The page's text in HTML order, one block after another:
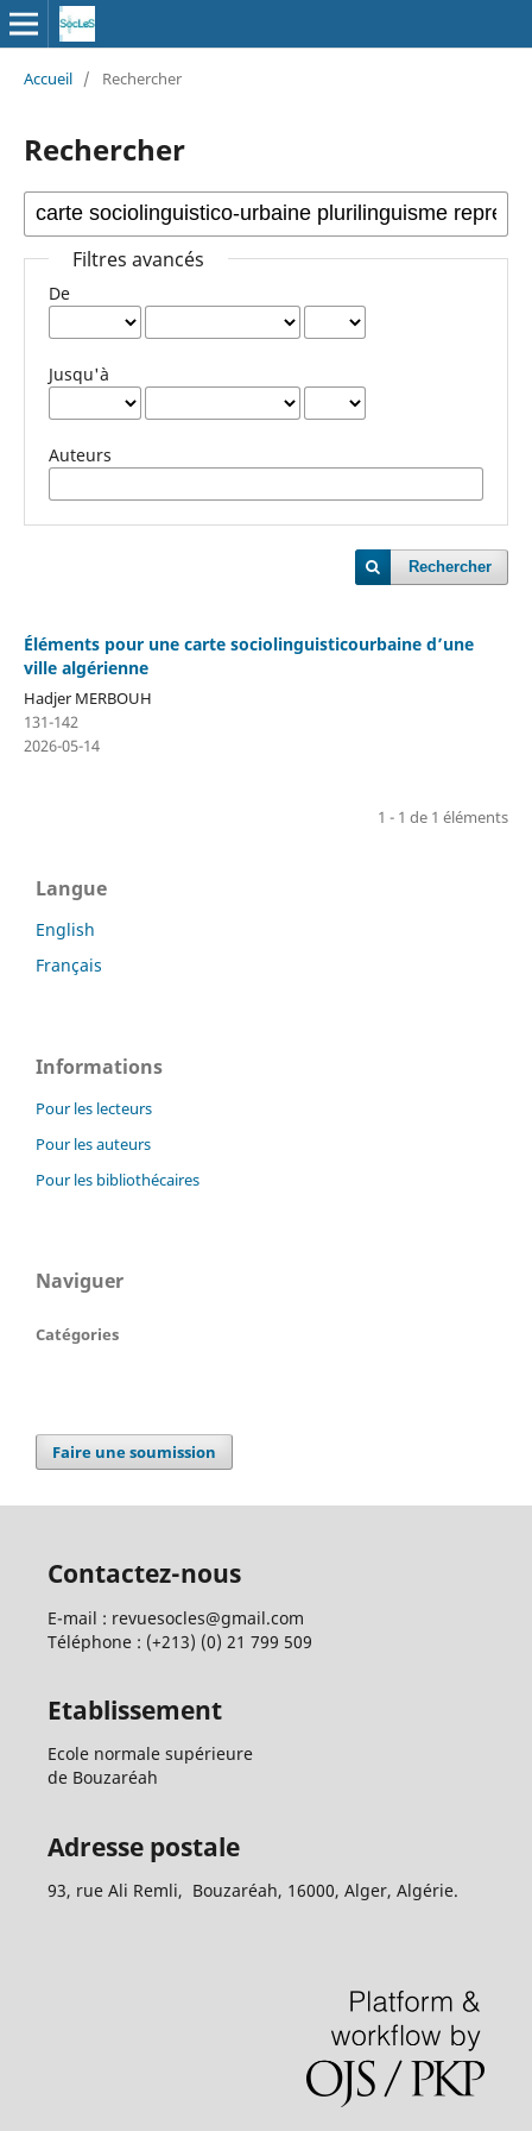
Accueil / Rechercher
Rechercher
Filtres avancés
De
Jusqu'à
Auteurs
Rechercher
Éléments pour une carte sociolinguisticourbaine d’une
ville algérienne
Hadjer MERBOUH
131-142
2026-05-14
1 - 1 de 1 éléments
Langue
English
Français
Informations
Pour les lecteurs
Pour les auteurs
Pour les bibliothécaires
Naviguer
Catégories
Faire une soumission
Contactez-nous
E-mail : revuesocles@gmail.com
Téléphone : (+213) (0) 21 799 509
Etablissement
Ecole normale supérieure
de Bouzaréah
Adresse postale
93, rue Ali Remli, Bouzaréah, 16000, Alger, Algérie.